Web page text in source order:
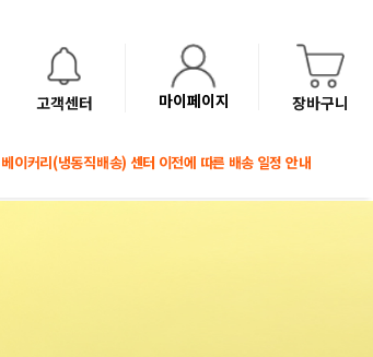
고객센터 마이페이지 장바구니
8월 광복절 배송안내
베이커리(냉동직배송) 센터 이전에 따른 배송 일정 안내